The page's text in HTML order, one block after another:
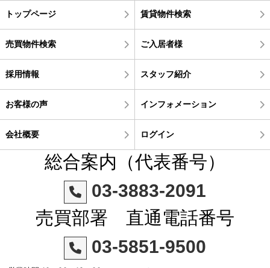
トップページ 賃貸物件検索
売買物件検索 ご入居者様
採用情報 スタッフ紹介
お客様の声 インフォメーション
会社概要 ログイン
総合案内（代表番号）
03-3883-2091
売買部署 直通電話番号
03-5851-9500